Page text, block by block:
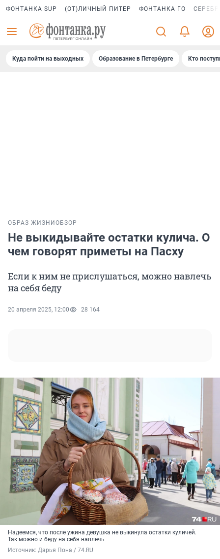
ФОНТАНКА SUP (ОТ)ЛИЧНЫЙ ПИТЕР ФОНТАНКА ГО
Куда пойти на выходных Образование в Петербурге Кто
ОБРАЗ ЖИЗНИ ОБЗОР
Не выкидывайте остатки кулича. О
чем говорят приметы на Пасху
Если к ним не прислушаться, можно навлечь
на себя беду
20 апреля 2025, 12:00 28 164
Надеемся, что после ужина девушка не выкинула остатки куличей.
Так можно и беду на себя навлечь
Источник: Дарья Пона / 74.RU